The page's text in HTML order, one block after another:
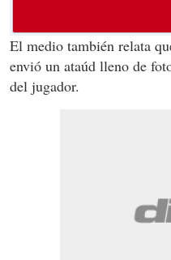
El medio también relata
envió un ataúd lleno de
del jugador.